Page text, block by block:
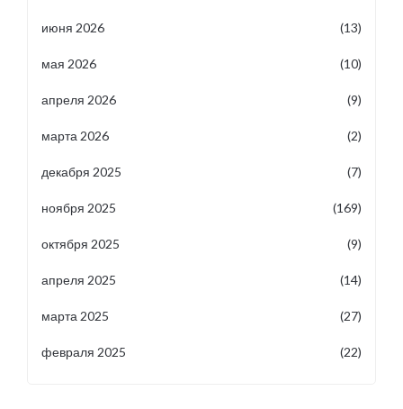
июня 2026 (13)
мая 2026 (10)
апреля 2026 (9)
марта 2026 (2)
декабря 2025 (7)
ноября 2025 (169)
октября 2025 (9)
апреля 2025 (14)
марта 2025 (27)
февраля 2025 (22)